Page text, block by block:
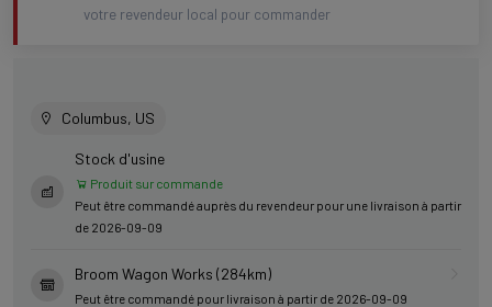
votre revendeur local pour commander
Columbus, US
Stock d'usine
Produit sur commande
Peut être commandé auprès du revendeur pour une livraison à partir
de 2026-09-09
Broom Wagon Works (284km)
Peut être commandé pour livraison à partir de 2026-09-09